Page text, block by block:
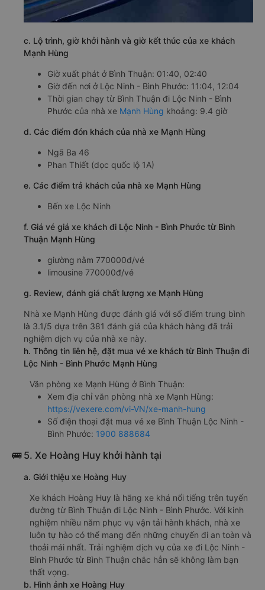
c. Lộ trình, giờ khởi hành và giờ kết thúc của xe khách
Mạnh Hùng
Giờ xuất phát ở Bình Thuận: 01:40, 02:40
Giờ đến nơi ở Lộc Ninh - Bình Phước: 11:04, 12:04
Thời gian chạy từ Bình Thuận đi Lộc Ninh - Bình
Phước của nhà xe Mạnh Hùng khoảng: 9.4 giờ
d. Các điểm đón khách của nhà xe Mạnh Hùng
Ngã Ba 46
Phan Thiết (dọc quốc lộ 1A)
e. Các điểm trả khách của nhà xe Mạnh Hùng
Bến xe Lộc Ninh
f. Giá vé giá xe khách đi Lộc Ninh - Bình Phước từ Bình
Thuận Mạnh Hùng
giường nằm 770000đ/vé
limousine 770000đ/vé
g. Review, đánh giá chất lượng xe Mạnh Hùng
Nhà xe Mạnh Hùng được đánh giá với số điểm trung bình
là 3.1/5 dựa trên 381 đánh giá của khách hàng đã trải
nghiệm dịch vụ của nhà xe này.
h. Thông tin liên hệ, đặt mua vé xe khách từ Bình Thuận đi
Lộc Ninh - Bình Phước Mạnh Hùng
Văn phòng xe Mạnh Hùng ở Bình Thuận:
Xem địa chỉ văn phòng nhà xe Mạnh Hùng:
https://vexere.com/vi-VN/xe-manh-hung
Số điện thoại đặt mua vé xe Bình Thuận Lộc Ninh -
Bình Phước: 1900 888684
🚌 5. Xe Hoàng Huy khởi hành tại
a. Giới thiệu xe Hoàng Huy
Xe khách Hoàng Huy là hãng xe khá nổi tiếng trên tuyến
đường từ Bình Thuận đi Lộc Ninh - Bình Phước. Với kinh
nghiệm nhiều năm phục vụ vận tải hành khách, nhà xe
luôn tự hào có thể mang đến những chuyến đi an toàn và
thoải mái nhất. Trải nghiệm dịch vụ của xe đi Lộc Ninh -
Bình Phước từ Bình Thuận chắc hẳn sẽ không làm bạn
thất vọng.
b. Hình ảnh xe Hoàng Huy